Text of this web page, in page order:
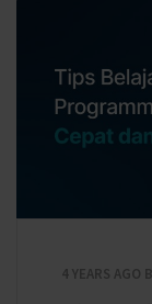
4 YEARS AGO